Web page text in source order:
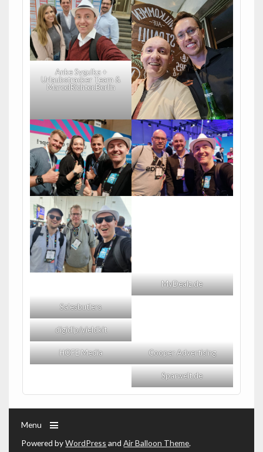
Anke Sygulka +
Urlaubstracker Team &
MarcelRichter.Berlin
MyDealz.de
Salesbutlers
digidip/yieldkit
HOFE Media Cooper Advertising
Sparwelt.de
Menu
Powered byWordPress andAir Balloon Theme.